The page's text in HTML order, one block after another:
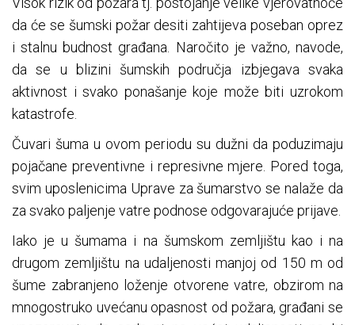
da će se šumski požar desiti zahtijeva poseban oprez
i stalnu budnost građana. Naročito je važno, navode,
da se u blizini šumskih područja izbjegava svaka
aktivnost i svako ponašanje koje može biti uzrokom
katastrofe.
Čuvari šuma u ovom periodu su dužni da poduzimaju
pojačane preventivne i represivne mjere. Pored toga,
svim uposlenicima Uprave za šumarstvo se nalaže da
za svako paljenje vatre podnose odgovarajuće prijave.
Iako je u šumama i na šumskom zemljištu kao i na
drugom zemljištu na udaljenosti manjoj od 150 m od
šume zabranjeno loženje otvorene vatre, obzirom na
mnogostruko uvećanu opasnost od požara, građani se